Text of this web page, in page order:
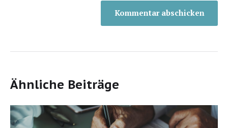
Ähnliche Beiträge